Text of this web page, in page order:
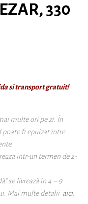
330
si transport gratuit!
multe ori pe zi. În
poate fi epuizat intre
intr-un termen de 2-
se livrează în 4 – 9
. Mai multe detalii aici.